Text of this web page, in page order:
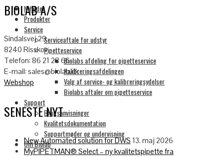
Nyheder
Produkter
Service
Serviceaftale for udstyr
Pipetteservice
Biolabs afdeling for pipetteservice
Kalibreringsafdelingen
Valg af service- og kalibreringsydelser
Biolabs aftaler om pipetteservice
Support
Brugsanvisninger
Kvalitetsdokumentation
Supportmøder og undervisning
Om Biolab
BIOLAB A/S
Sindalsvej 29
8240 Risskov
Telefon: 86 21 28 66
E-mail: sales@biolab.dk
Webshop
SENESTE NYT
New Automated solution for DWS 13. maj 2026
MyPIPETMAN® Select – ny kvalitetspipette fra